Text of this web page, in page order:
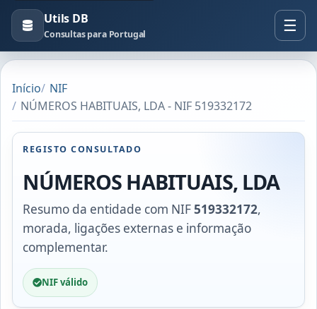
Utils DB
Consultas para Portugal
Início
NIF
NÚMEROS HABITUAIS, LDA - NIF 519332172
REGISTO CONSULTADO
NÚMEROS HABITUAIS, LDA
Resumo da entidade com NIF519332172,
morada, ligações externas e informação
complementar.
NIF válido